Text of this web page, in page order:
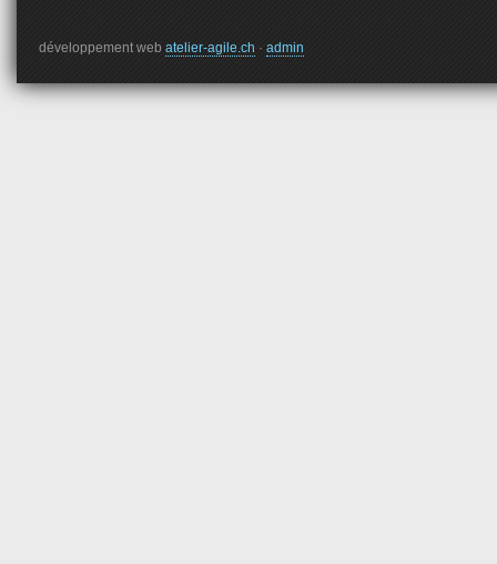
développement web atelier-agile.ch · admin